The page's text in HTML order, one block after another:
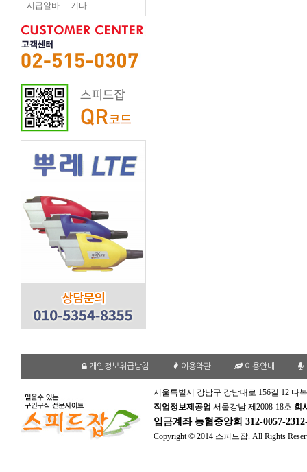
시급알바 기타
개인정보취급방침 이용약관 이용안내
서울특별시 강남구 강남대로 156길 12 다
직업정보제공업 서울강남 제2008-18호 회
입금계좌 농협중앙회 312-0057-
Copyright © 2014 스피드잡. All Rights